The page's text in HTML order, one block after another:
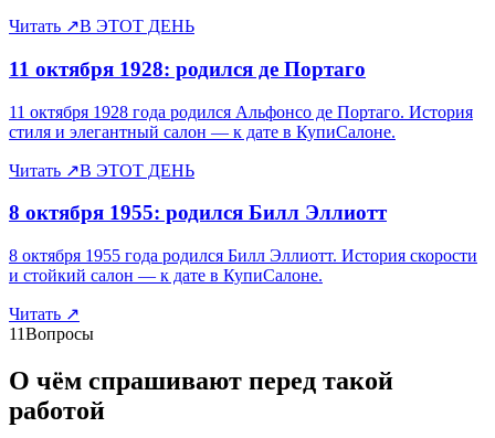
Читать ↗В ЭТОТ ДЕНЬ
11 октября 1928: родился де Портаго
11 октября 1928 года родился Альфонсо де Портаго. История
стиля и элегантный салон — к дате в КупиСалоне.
Читать ↗В ЭТОТ ДЕНЬ
8 октября 1955: родился Билл Эллиотт
8 октября 1955 года родился Билл Эллиотт. История скорости
и стойкий салон — к дате в КупиСалоне.
Читать ↗
11Вопросы
О чём спрашивают перед такой
работой